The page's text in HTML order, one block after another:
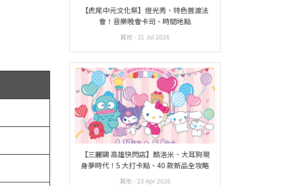
【虎尾中元文化祭】燈光秀、特色普渡法
會！音樂晚會卡司、時間地點
其他 - 21 Jul 2026
【三麗鷗 高雄快閃店】酷洛米、大耳狗現
身夢時代！5 大打卡點、40 款新品全攻略
其他 - 23 Apr 2026